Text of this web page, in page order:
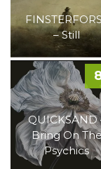
– Still
QUICKSAND
Bring On
Psychics